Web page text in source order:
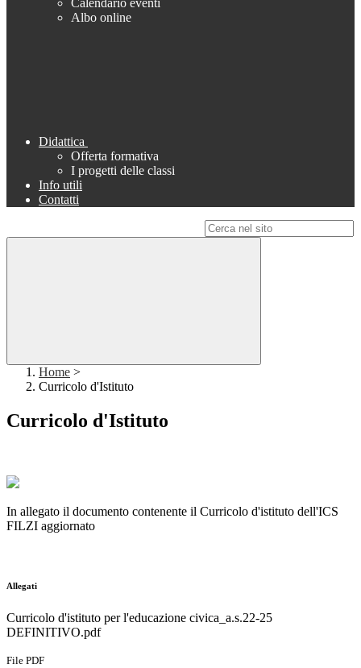
Calendario eventi
Albo online
Didattica
Offerta formativa
I progetti delle classi
Info utili
Contatti
Home >
Curricolo d'Istituto
Curricolo d'Istituto
In allegato il documento contenente il Curricolo d'istituto dell'ICS
FILZI aggiornato
Allegati
Curricolo d'istituto per l'educazione civica_a.s.22-25
DEFINITIVO.pdf
File PDF